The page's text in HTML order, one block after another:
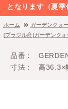
となります（夏季
ホーム ガーデンクォ
[ブラジル産]ガーデンク
品番
寸法
高36.3×